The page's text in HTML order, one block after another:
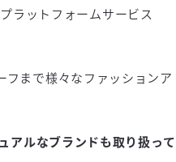
ラットフォームサービス
まで様々なファッションア
アルなブランドも取り扱って